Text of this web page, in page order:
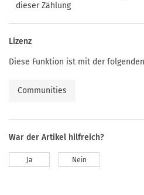
dieser Zählung
Lizenz
Diese Funktion ist mit der
Communities
War der Artikel hilfreich?
Ja Nein